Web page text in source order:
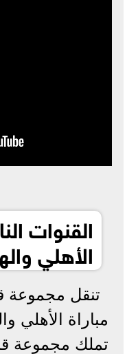
القنوات
الأهلي
تنقل
مباراة الأهلي
تملك مجموعة